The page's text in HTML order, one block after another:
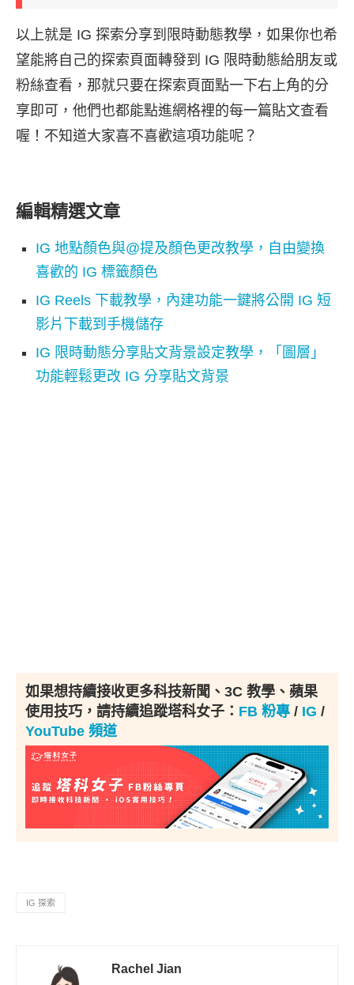
以上就是 IG 探索分享到限時動態教學，如果你也希
望能將自己的探索頁面轉發到 IG 限時動態給朋友或
粉絲查看，那就只要在探索頁面點一下右上角的分
享即可，他們也都能點進網格裡的每一篇貼文查看
喔！不知道大家喜不喜歡這項功能呢？
編輯精選文章
IG 地點顏色與@提及顏色更改教學，自由變換
喜歡的 IG 標籤顏色
IG Reels 下載教學，內建功能一鍵將公開 IG 短
影片下載到手機儲存
IG 限時動態分享貼文背景設定教學，「圖層」
功能輕鬆更改 IG 分享貼文背景
如果想持續接收更多科技新聞、3C 教學、蘋果
使用技巧，請持續追蹤塔科女子： FB 粉專 / IG /
YouTube 頻道
IG 探索
Rachel Jian